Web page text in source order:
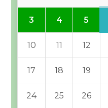
3 4 5
10 11 12
17 18 19
24 25 26